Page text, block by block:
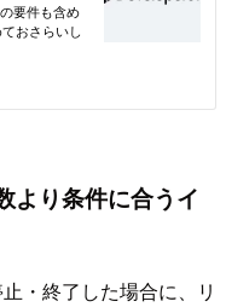
より条件に合うイ
・終了した場合に、リ